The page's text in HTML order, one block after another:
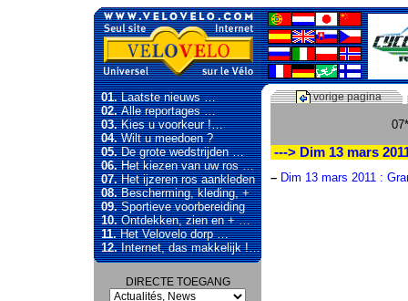
01.Laatste nieuws …
02.Alle reportages …
03.Kies u voorkeur !…
04.Wilt u meedoen ?
05.De grote wedstrijden …
06.Het kiezen van uw ros …
07.Het ijzeren ros aankleden
08.Bescherming, kleding, +
09.Sportieve voorbereiding
10.Ontdekken, zien en + …
11.Het Velovelo dorp …
12.Internet, das makkelijk !…
DIRECTE TOEGANG
vorige pagina
---> Dim 13 mars
– Dim 13 mars 2011 :